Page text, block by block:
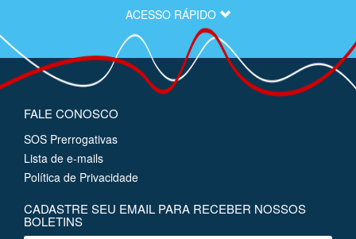
ACESSO RÁPIDO
FALE CONOSCO
SOS Prerrogativas
Lista de e-mails
Política de Privacidade
CADASTRE SEU EMAIL PARA RECEBER NOSSOS
BOLETINS